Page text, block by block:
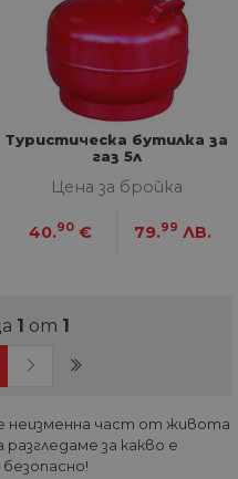
Туристическа бутилка за
газ 5л
Цена за бройка
40.90 € 79.99 ЛВ.
1 от 1
(current)
неизменна част от живота
за какво е